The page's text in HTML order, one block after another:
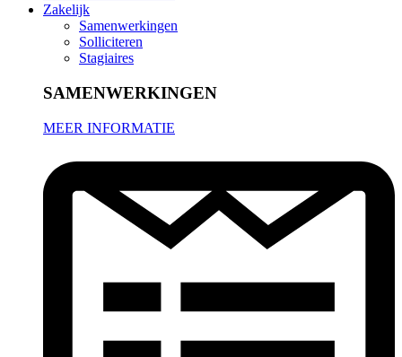
Zakelijk
Samenwerkingen
Solliciteren
Stagiaires
SAMENWERKINGEN
MEER INFORMATIE